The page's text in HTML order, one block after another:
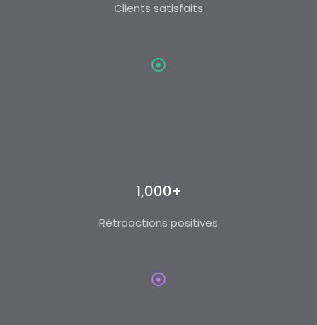
Clients satisfaits
1,000+
Rétroactions positives